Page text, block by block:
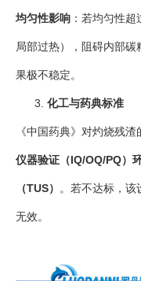
均匀性影响 ：若均匀性
局部过热），阻碍内部
果极不稳定。
化工与药典标准
《中国药典》对灼烧残
仪器验证（IQ/OQ/PQ）
（TUS） 。若不达标，该
无效。